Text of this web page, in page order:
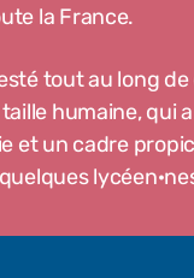
la France.
tout au long de
humaine, qui
et un cadre